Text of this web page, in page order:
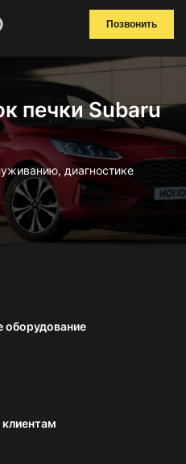
Позвонить
печки Subaru
диагностике
оборудование
клиентам